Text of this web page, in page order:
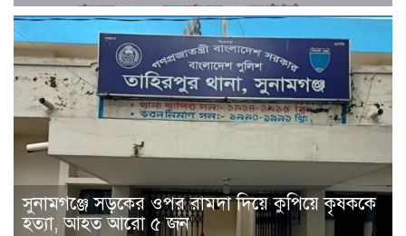
সুনামগঞ্জে সড়কের ওপর রামদা দিয়ে কুপিয়ে কৃষককে
হত্যা, আহত আরো ৫ জন